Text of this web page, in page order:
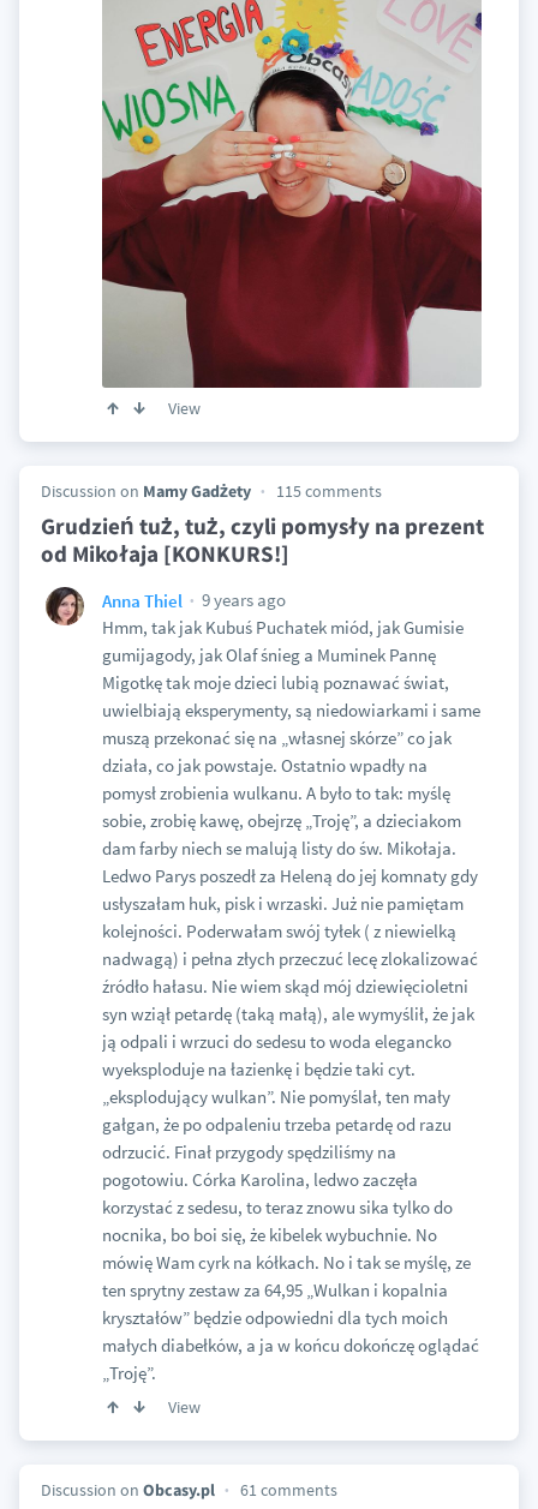
View
Discussion on Mamy Gadżety 115 comments
Grudzień tuż, tuż, czyli pomysły na prezent
od Mikołaja [KONKURS!]
Anna Thiel
9 years ago
Hmm, tak jak Kubuś Puchatek miód, jak Gumisie
gumijagody, jak Olaf śnieg a Muminek Pannę
Migotkę tak moje dzieci lubią poznawać świat,
uwielbiają eksperymenty, są niedowiarkami i same
muszą przekonać się na „własnej skórze” co jak
działa, co jak powstaje. Ostatnio wpadły na
pomysł zrobienia wulkanu. A było to tak: myślę
sobie, zrobię kawę, obejrzę „Troję”, a dzieciakom
dam farby niech se malują listy do św. Mikołaja.
Ledwo Parys poszedł za Heleną do jej komnaty gdy
usłyszałam huk, pisk i wrzaski. Już nie pamiętam
kolejności. Poderwałam swój tyłek ( z niewielką
nadwagą) i pełna złych przeczuć lecę zlokalizować
źródło hałasu. Nie wiem skąd mój dziewięcioletni
syn wziął petardę (taką małą), ale wymyślił, że jak
ją odpali i wrzuci do sedesu to woda elegancko
wyeksploduje na łazienkę i będzie taki cyt.
„eksplodujący wulkan”. Nie pomyślał, ten mały
gałgan, że po odpaleniu trzeba petardę od razu
odrzucić. Finał przygody spędziliśmy na
pogotowiu. Córka Karolina, ledwo zaczęła
korzystać z sedesu, to teraz znowu sika tylko do
nocnika, bo boi się, że kibelek wybuchnie. No
mówię Wam cyrk na kółkach. No i tak se myślę, ze
ten sprytny zestaw za 64,95 „Wulkan i kopalnia
kryształów” będzie odpowiedni dla tych moich
małych diabełków, a ja w końcu dokończę oglądać
„Troję”.
View
Discussion on Obcasy.pl 61 comments